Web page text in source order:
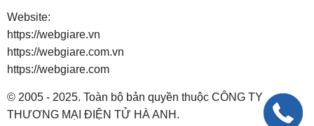
Website:
https://webgiare.vn
https://webgiare.com.vn
https://webgiare.com
© 2005 - 2025. Toàn bộ bản quyền thuộc CÔNG TY
THƯƠNG MẠI ĐIỆN TỬ HÀ ANH.